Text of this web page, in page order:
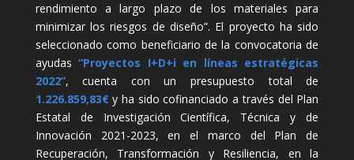
rendimiento a largo plazo de los materiales para
minimizar los riesgos de diseño”. El proyecto ha sido
seleccionado como beneficiario de la convocatoria de
ayudas“Proyectos I+D+i en líneas estratégicas
2022”, cuenta con un presupuesto total de
1.226.859,83€y ha sido cofinanciado a través del Plan
Estatal de Investigación Científica, Técnica y de
Innovación 2021-2023, en el marco del Plan de
Recuperación, Transformación y Resiliencia, en la